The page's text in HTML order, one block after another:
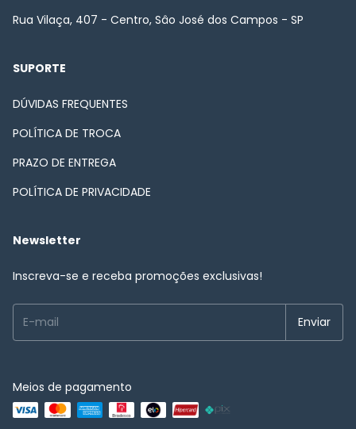
Rua Vilaça, 407 - Centro, Sâo José dos Campos - SP
SUPORTE
DÚVIDAS FREQUENTES
POLÍTICA DE TROCA
PRAZO DE ENTREGA
POLÍTICA DE PRIVACIDADE
Newsletter
Inscreva-se e receba promoções exclusivas!
Meios de pagamento